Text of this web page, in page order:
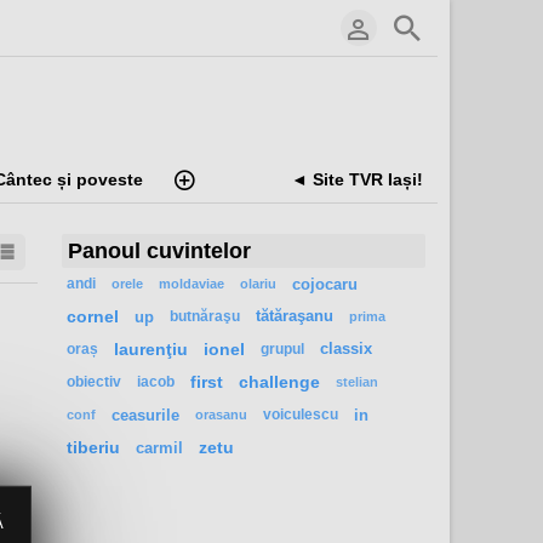
și poveste ◄ Site TVR Iași!
Panoul cuvintelor
andi orele moldaviae olariu
cojocaru
cornel
up butnăraşu tătăraşanu prima
oraș laurenţiu ionel grupul
classix
obiectiv
iacob first challenge stelian
conf ceasurile orasanu voiculescu
in
tiberiu
carmil zetu